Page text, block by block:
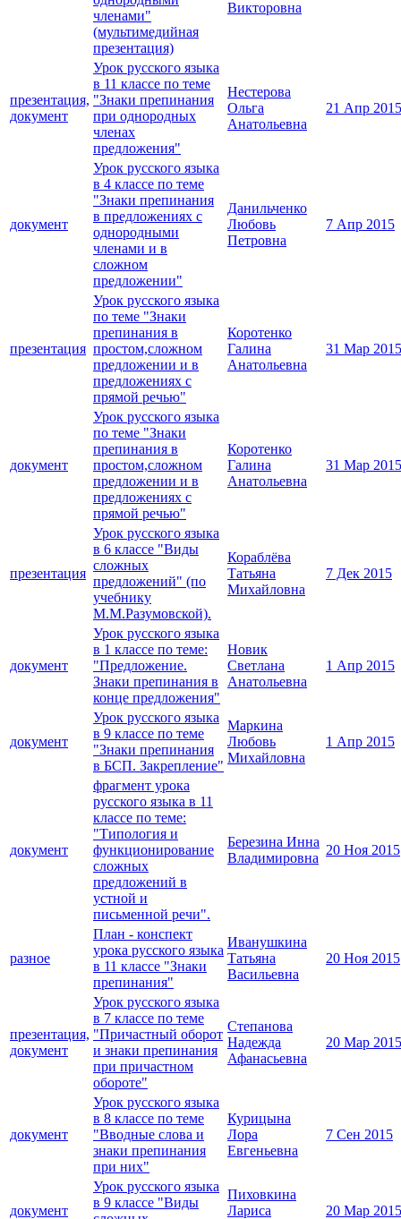
членами"
(мультимедийная
презентация)
Викторовна
презентация,
документ
Урок русского языка
в 11 классе по теме
"Знаки препинания
при однородных
членах
предложения"
Нестерова
Ольга
Анатольевна
21 Апр 2015
документ
Урок русского языка
в 4 классе по теме
"Знаки препинания
в предложениях с
однородными
членами и в
сложном
предложении"
Данильченко
Любовь
Петровна
7 Апр 2015
презентация
Урок русского языка
по теме "Знаки
препинания в
простом,сложном
предложении и в
предложениях с
прямой речью"
Коротенко
Галина
Анатольевна
31 Мар 2015
документ
Урок русского языка
по теме "Знаки
препинания в
простом,сложном
предложении и в
предложениях с
прямой речью"
Коротенко
Галина
Анатольевна
31 Мар 2015
презентация
Урок русского языка
в 6 классе "Виды
сложных
предложений" (по
учебнику
М.М.Разумовской).
Кораблёва
Татьяна
Михайловна
7 Дек 2015
документ
Урок русского языка
в 1 классе по теме:
"Предложение.
Знаки препинания в
конце предложения"
Новик
Светлана
Анатольевна
1 Апр 2015
документ
Урок русского языка
в 9 классе по теме
"Знаки препинания
в БСП. Закрепление"
Маркина
Любовь
Михайловна
1 Апр 2015
документ
фрагмент урока
русского языка в 11
классе по теме:
"Типология и
функционирование
сложных
предложений в
устной и
письменной речи".
Березина Инна
Владимировна
20 Ноя 2015
разное
План - конспект
урока русского языка
в 11 классе "Знаки
препинания"
Иванушкина
Татьяна
Васильевна
20 Ноя 2015
презентация,
документ
Урок русского языка
в 7 классе по теме
"Причастный оборот
и знаки препинания
при причастном
обороте"
Степанова
Надежда
Афанасьевна
20 Мар 2015
документ
Урок русского языка
в 8 классе по теме
"Вводные слова и
знаки препинания
при них"
Курицына
Лора
Евгеньевна
7 Сен 2015
документ
Урок русского языка
в 9 классе "Виды
Пиховкина
Лариса
20 Мар 2015